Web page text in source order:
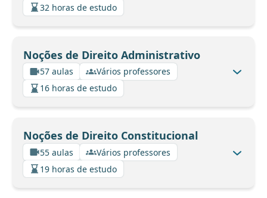
32 horas de estudo
Noções de Direito Administrativo
57 aulas
Vários professores
16 horas de estudo
Noções de Direito Constitucional
55 aulas
Vários professores
19 horas de estudo